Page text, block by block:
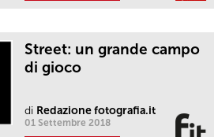
Street: un grande campo
di gioco
di Redazione fotografia.it
01 Settembre 2018